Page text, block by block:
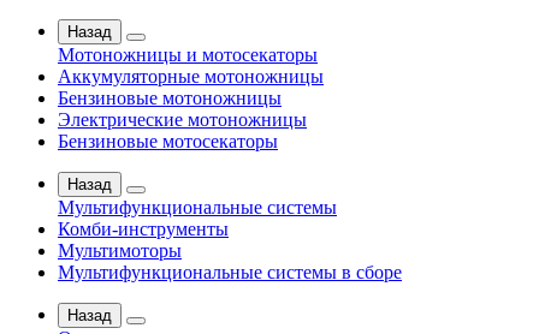
Назад
Мотоножницы и мотосекаторы
Аккумуляторные мотоножницы
Бензиновые мотоножницы
Электрические мотоножницы
Бензиновые мотосекаторы
Назад
Мультифункциональные системы
Комби-инструменты
Мультимоторы
Мультифункциональные системы в сборе
Назад